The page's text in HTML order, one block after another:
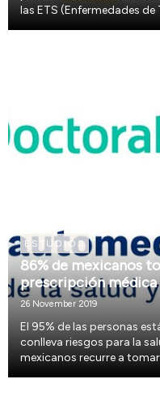
las ETS (Enfermedades
ESTUDIOS
86% de mexicanos
prescripción médica
26 November 2019
El 95% de las personas
conlleva riesgos para la
mexicanos recurre a